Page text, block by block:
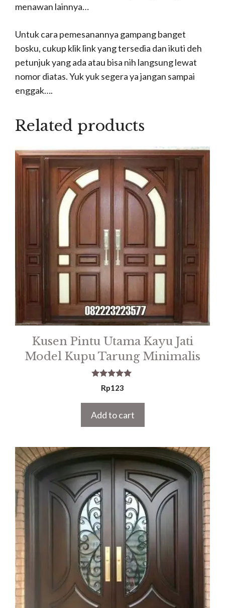
menawan lainnya…
Untuk cara pemesanannya gampang banget
bosku, cukup klik link yang tersedia dan ikuti deh
petunjuk yang ada atau bisa nih langsung lewat
nomor diatas. Yuk yuk segera ya jangan sampai
enggak….
Related products
Kusen Pintu Utama Kayu Jati
Model Kupu Tarung Minimalis
5.00
out of 5
Rp123
Add to cart